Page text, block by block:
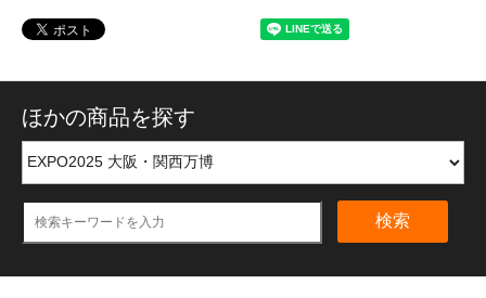
ほかの商品を探す
検索